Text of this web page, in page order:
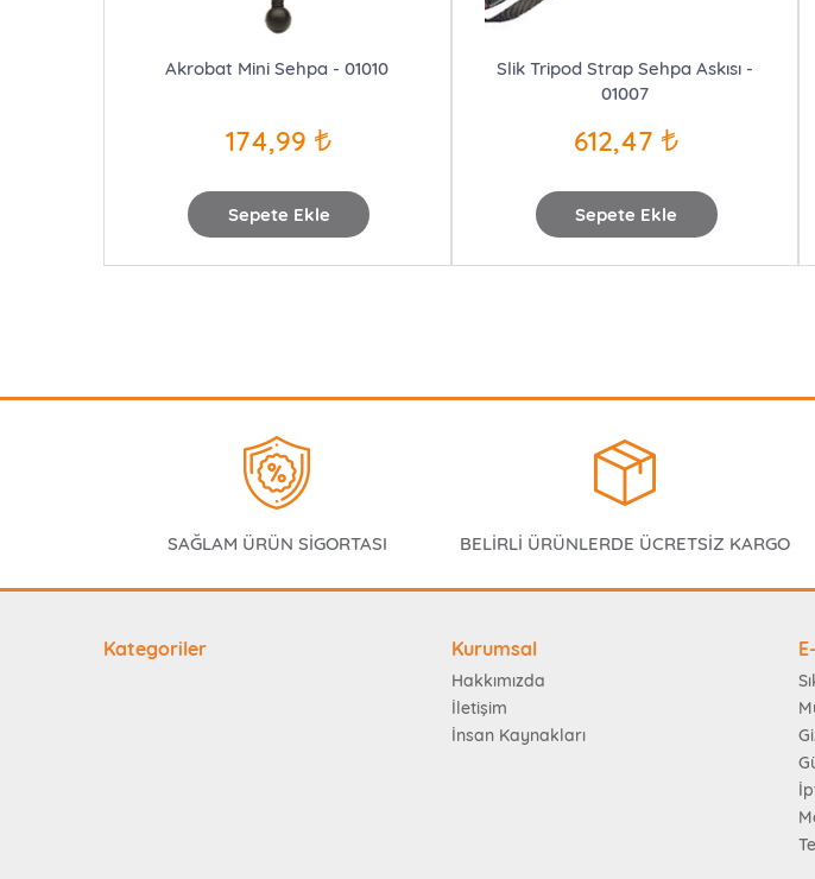
Sepete Ekle
Akrobat Mini Sehpa - 01010
174,99
Sepete Ekle
Slik Tripod Strap Sehpa Askısı -
01007
612,47
SAĞLAM ÜRÜN SİGORTASI BELİRLİ ÜRÜNLERDE ÜCRETSİZ KARGO
Kategoriler Kurumsal
Hakkımızda
İletişim
İnsan Kaynakları